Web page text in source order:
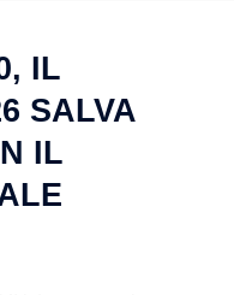
IL
SALVA
IL